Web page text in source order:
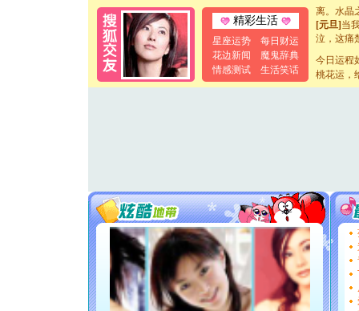
精彩生活
星座运势
每日财运
花边新闻
魔鬼辞典
情感测试
生活笑话
离。水晶
[元旦]当
泣，这痛
[春节]风
颜！冬去
道一声平
能正大光
天都要快
[圣诞节]
如意,快
[元旦]
看
断电。
你是我
[元旦]
如
起；二
今日运程
桃花运，